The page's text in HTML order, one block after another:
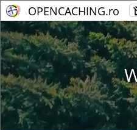
OPENCACHING.ro